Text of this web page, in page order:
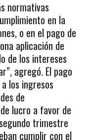
normativas
en la
o en el pago de
aplicación de
de los intereses
agregó. El pago
los ingresos
de
lucro a favor de
trimestre
cumplir con el